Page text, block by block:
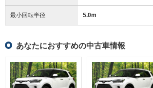
最小回転半径 5.0m
あなたにおすすめの中古車情報